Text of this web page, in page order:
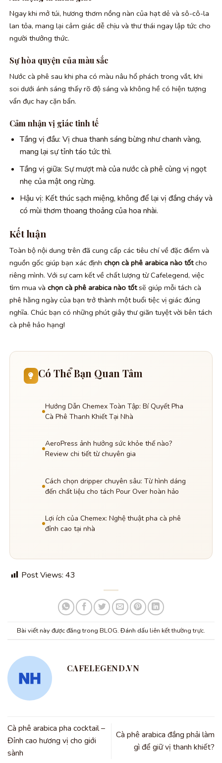
Ngay khi mở túi, hương thơm nồng nàn của hạt dẻ và sô-cô-la
lan tỏa, mang lại cảm giác dễ chịu và thư thái ngay lập tức cho
người thưởng thức.
Sự hòa quyện của màu sắc
Nước cà phê sau khi pha có màu nâu hổ phách trong vắt, khi
soi dưới ánh sáng thấy rõ độ sáng và không hề có hiện tượng
vẩn đục hay cặn bẩn.
Cảm nhận vị giác tinh tế
Tầng vị đầu: Vị chua thanh sáng bừng như chanh vàng,
mang lại sự tỉnh táo tức thì.
Tầng vị giữa: Sự mượt mà của nước cà phê cùng vị ngọt
nhẹ của mật ong rừng.
Hậu vị: Kết thúc sạch miệng, không để lại vị đắng cháy và
có mùi thơm thoang thoảng của hoa nhài.
Kết luận
Toàn bộ nội dung trên đã cung cấp các tiêu chí về đặc điểm và
nguồn gốc giúp bạn xác định chọn cà phê arabica nào tốtcho
riêng mình. Với sự cam kết về chất lượng từ Cafelegend, việc
tìm mua và chọn cà phê arabica nào tốtsẽ giúp mỗi tách cà
phê hằng ngày của bạn trở thành một buổi tiệc vị giác đúng
nghĩa. Chúc bạn có những phút giây thư giãn tuyệt vời bên tách
cà phê hảo hạng!
Có Thể Bạn Quan Tâm
Hướng Dẫn Chemex Toàn Tập: Bí Quyết Pha
Cà Phê Thanh Khiết Tại Nhà
AeroPress ảnh hưởng sức khỏe thế nào?
Review chi tiết từ chuyên gia
Cách chọn dripper chuyên sâu: Từ hình dáng
đến chất liệu cho tách Pour Over hoàn hảo
Lợi ích của Chemex: Nghệ thuật pha cà phê
đỉnh cao tại nhà
Post Views: 43
Bài viết này được đăng trong BLOG. Đánh dấu liên kết thường trực.
CAFELEGEND.VN
Cà phê arabica pha cocktail –
Đỉnh cao hương vị cho giới
sành
Cà phê arabica đắng phải làm
gì để giữ vị thanh khiết?